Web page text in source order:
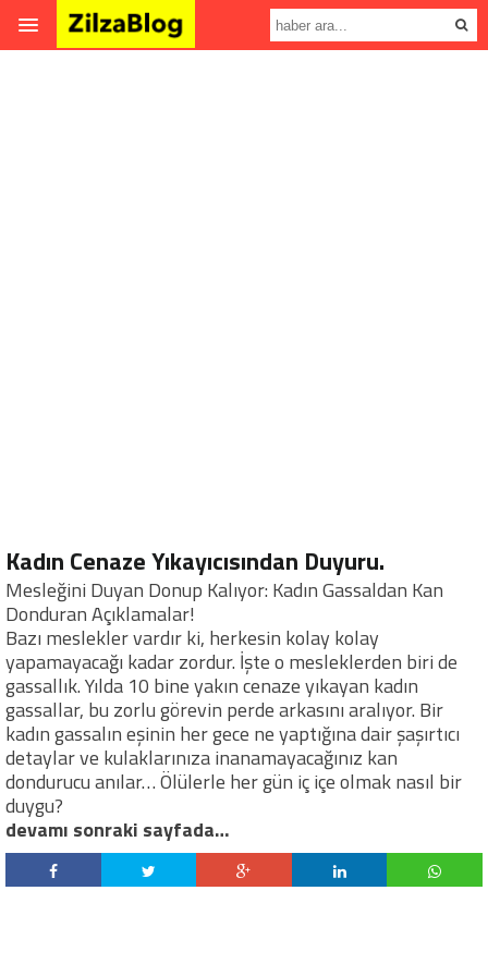
Kadın Cenaze Yıkayıcısından Duyuru.
Mesleğini Duyan Donup Kalıyor: Kadın Gassaldan Kan
Donduran Açıklamalar!
Bazı meslekler vardır ki, herkesin kolay kolay
yapamayacağı kadar zordur. İşte o mesleklerden biri de
gassallık. Yılda 10 bine yakın cenaze yıkayan kadın
gassallar, bu zorlu görevin perde arkasını aralıyor. Bir
kadın gassalın eşinin her gece ne yaptığına dair şaşırtıcı
detaylar ve kulaklarınıza inanamayacağınız kan
dondurucu anılar… Ölülerle her gün iç içe olmak nasıl bir
duygu?
devamı sonraki sayfada…